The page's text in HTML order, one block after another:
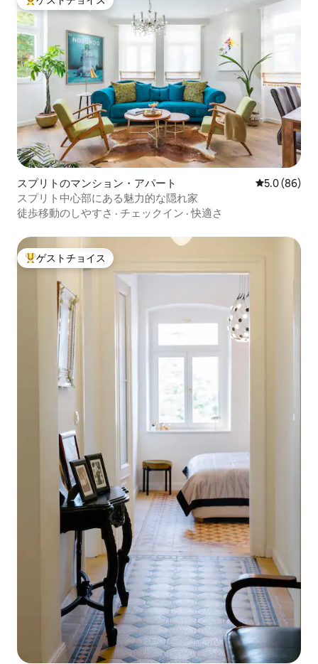
大好評のゲストチョイスです。
スプリトのマンション・アパート レビュー86
5.0 (86)
スプリト中心部にある魅力的な隠れ家
徒歩移動のしやすさ · チェックイン ·快適さ
大好評のゲストチョイスです。
ゲストチョイス